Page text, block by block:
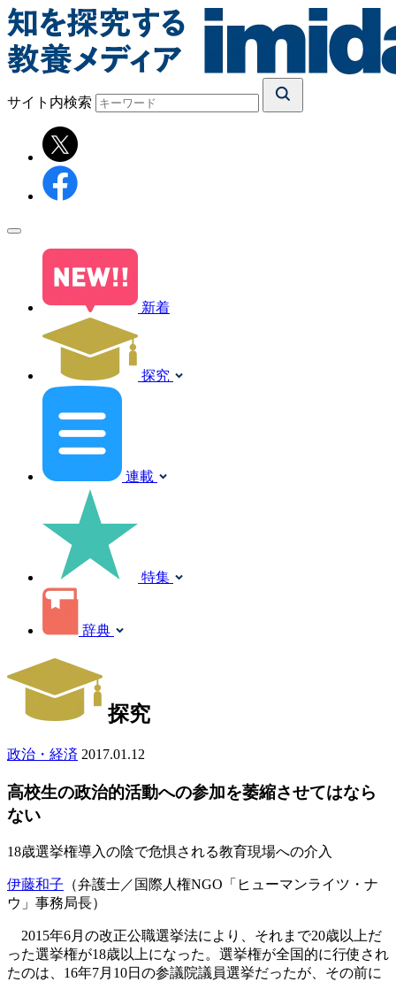
サイト内検索
新着
探究
連載
特集
辞典
探究
政治・経済 2017.01.12
高校生の政治的活動への参加を萎縮させてはなら
ない
18歳選挙権導入の陰で危惧される教育現場への介入
伊藤和子 （弁護士／国際人権NGO「ヒューマンライツ・ナ
ウ」事務局長）
2015年6月の改正公職選挙法により、それまで20歳以上だ
った選挙権が18歳以上になった。選挙権が全国的に行使され
たのは、16年7月10日の参議院議員選挙だったが、その前に